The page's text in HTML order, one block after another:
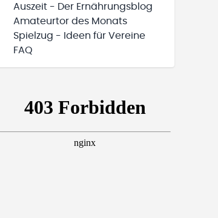
Auszeit - Der Ernährungsblog
Amateurtor des Monats
Spielzug - Ideen für Vereine
FAQ